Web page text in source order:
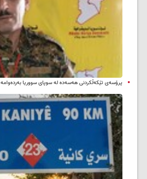
پرۆسەی تێکەڵکردنی هەسەدە لە سوپای سووریا بەردەوامە